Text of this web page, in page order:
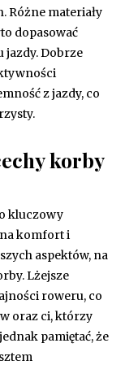
Różne materiały
dopasować
Dobrze
z jazdy, co
korby
kluczowy
komfort i
aspektów, na
Lżejsze
roweru, co
oraz ci, którzy
pamiętać, że